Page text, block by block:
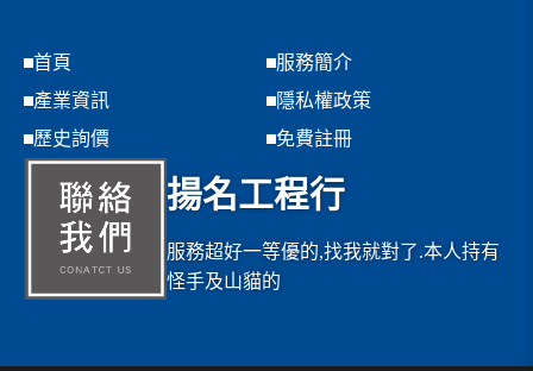
首頁
服務簡介
產業資訊
隱私權政策
歷史詢價
免費註冊
揚名工程行
服務超好一等優的,找我就對了.本人持有
怪手及山貓的